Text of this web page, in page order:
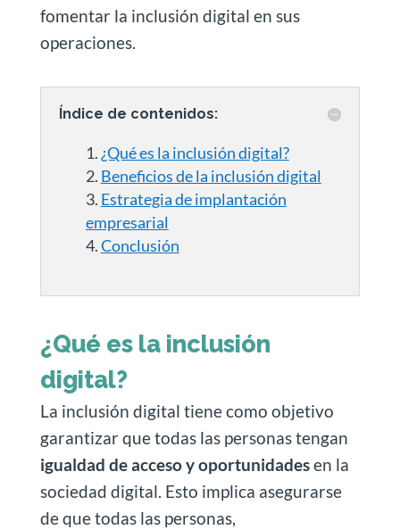
fomentar la inclusión digital en sus
operaciones.
Índice de contenidos:
¿Qué es la inclusión digital?
Beneficios de la inclusión digital
Estrategia de implantación
empresarial
Conclusión
¿Qué es la inclusión
digital?
La inclusión digital tiene como objetivo
garantizar que todas las personas tengan
igualdad de acceso y oportunidadesen la
sociedad digital. Esto implica asegurarse
de que todas las personas,